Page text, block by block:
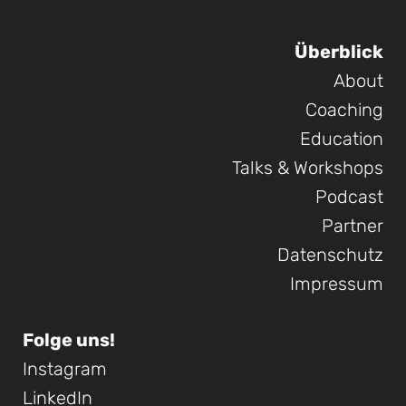
Überblick
About
Coaching
Education
Talks & Workshops
Podcast
Partner
Datenschutz
Impressum
Folge uns!
Instagram
LinkedIn